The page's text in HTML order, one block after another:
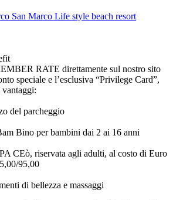
San Marco Life style beach resort
RATE direttamente sul nostro sito
speciale e l’esclusiva “Privilege Card”,
del parcheggio
Bino per bambini dai 2 ai 16 anni
CEò, riservata agli adulti, al costo di Euro
95,00
di bellezza e massaggi